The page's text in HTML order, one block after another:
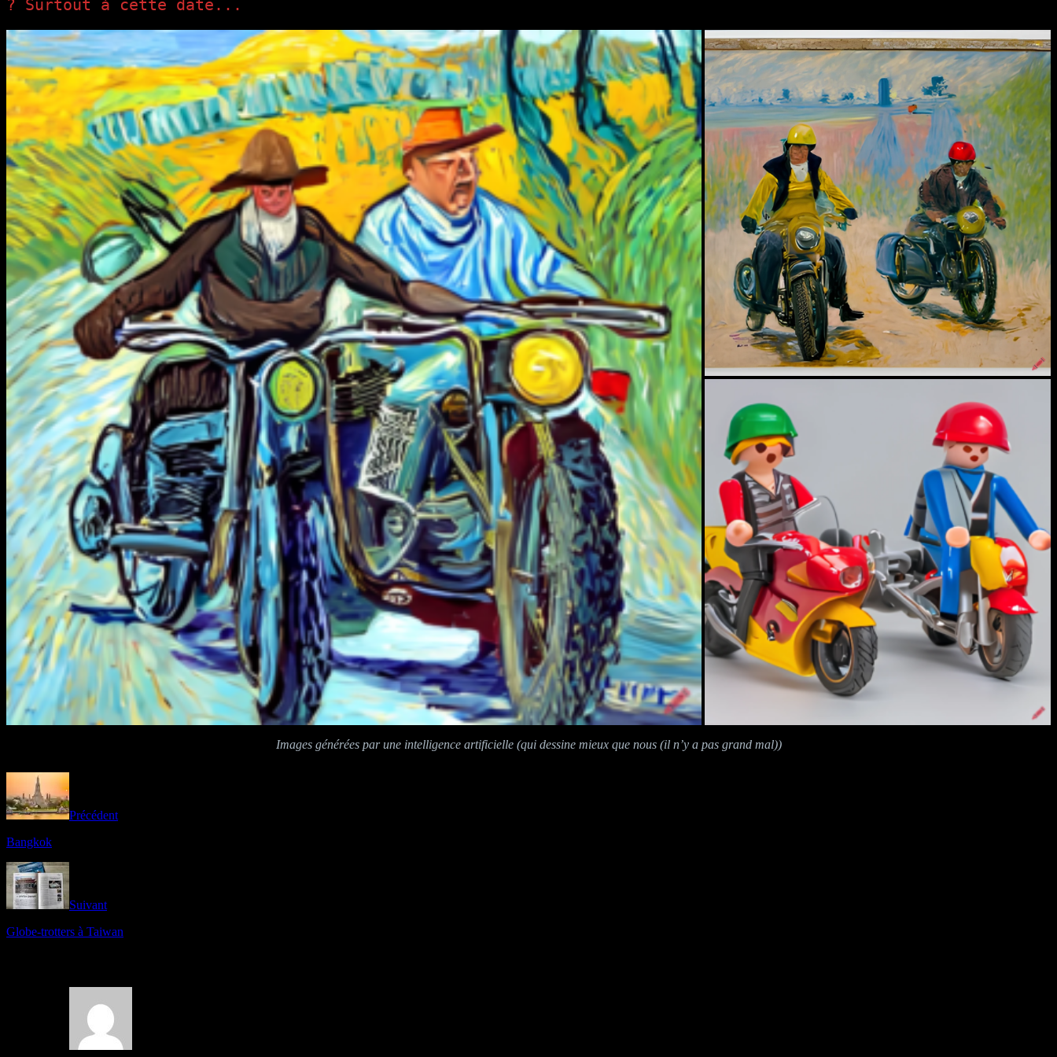
? Surtout à cette date...
Images générées par une intelligence artificielle (qui dessine mieux que nous (il n’y a pas grand mal))
Précédent
Bangkok
Suivant
Globe-trotters à Taiwan